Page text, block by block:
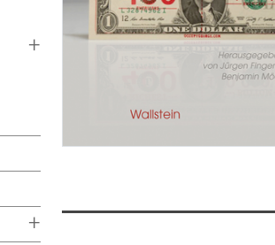
+
+